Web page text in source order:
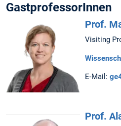
GastprofessorInnen
Prof.
Visiting
E-Mail:
Prof.